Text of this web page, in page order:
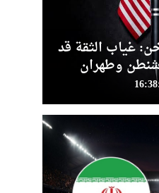
غياب الثقة قد
وطهران